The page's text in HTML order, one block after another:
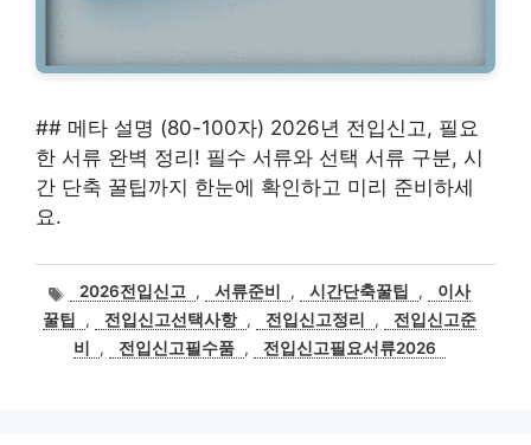
## 메타 설명 (80-100자) 2026년 전입신고, 필요
한 서류 완벽 정리! 필수 서류와 선택 서류 구분, 시
간 단축 꿀팁까지 한눈에 확인하고 미리 준비하세
요.
태
그
2026전입신고 , 서류준비 , 시간단축꿀팁 ,
이사
꿀팁
, 전입신고선택사항 , 전입신고정리 ,
전입신고준
비
, 전입신고필수품 , 전입신고필요서류2026